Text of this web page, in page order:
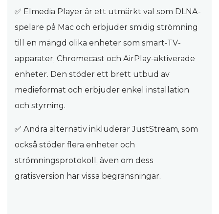
✅ Elmedia Player är ett utmärkt val som DLNA-
spelare på Mac och erbjuder smidig strömning
till en mängd olika enheter som smart-TV-
apparater, Chromecast och AirPlay-aktiverade
enheter. Den stöder ett brett utbud av
medieformat och erbjuder enkel installation
och styrning.
✅ Andra alternativ inkluderar JustStream, som
också stöder flera enheter och
strömningsprotokoll, även om dess
gratisversion har vissa begränsningar.